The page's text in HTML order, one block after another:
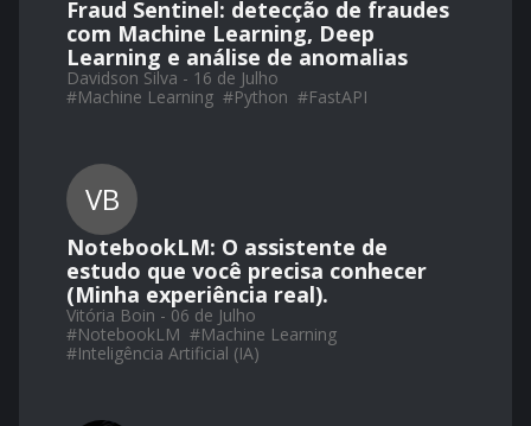
Fraud Sentinel: detecção de fraudes
com Machine Learning, Deep
Learning e análise de anomalias
Davidson Silva - 16 de Julho
#Machine Learning #Python #FastAPI
VB
NotebookLM: O assistente de
estudo que você precisa conhecer
(Minha experiência real).
Vitória Boin - 06 de Julho
#NotebookLM #Machine Learning
#Inteligência Artificial (IA)